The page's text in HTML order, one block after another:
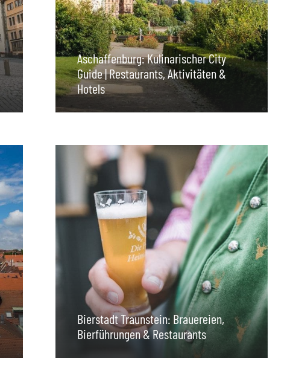
Aschaffenburg: Kulinarischer City
Guide | Restaurants, Aktivitäten &
Hotels
Bierstadt Traunstein: Brauereien,
Bierführungen & Restaurants